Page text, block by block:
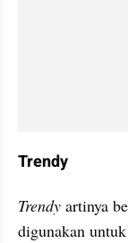
Trendy
Trendy artinya
digunakan